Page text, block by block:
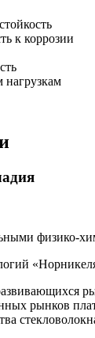
к коррозии
нагрузкам
физико-
рынков